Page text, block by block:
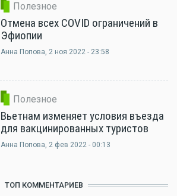
Полезное
Отмена всех COVID ограничений в
Эфиопии
Анна Попова, 2 ноя 2022 - 23:58
Полезное
Вьетнам изменяет условия въезда
для вакцинированных туристов
Анна Попова, 2 фев 2022 - 00:13
ТОП КОММЕНТАРИЕВ